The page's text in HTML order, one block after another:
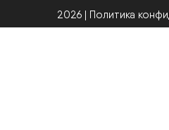
2026 | Политика